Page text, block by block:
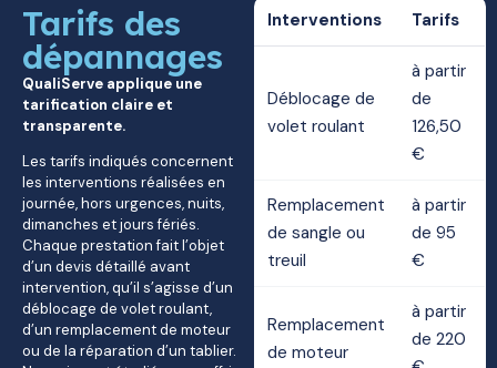
Tarifs des
dépannages
QualiServe applique une
tarification claire et
transparente.
Les tarifs indiqués concernent
les interventions réalisées en
journée, hors urgences, nuits,
dimanches et jours fériés.
Chaque prestation fait l’objet
d’un devis détaillé avant
intervention, qu’il s’agisse d’un
déblocage de volet roulant,
d’un remplacement de moteur
ou de la réparation d’un tablier.
Interventions Tarifs
Déblocage de
volet roulant
à partir
de
126,50
€
Remplacement
de sangle ou
treuil
à partir
de 95
€
Remplacement
de moteur
à partir
de 220